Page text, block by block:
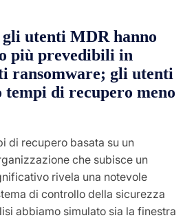
utenti MDR hanno
più prevedibili in
ransomware; gli utenti
tempi di recupero meno
di recupero basata su un
che subisce un
rivela una notevole
di controllo della sicurezza
abbiamo simulato sia la finestra